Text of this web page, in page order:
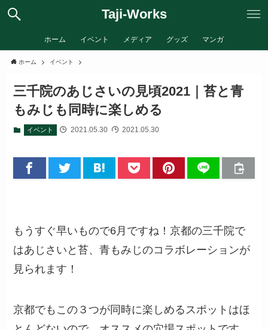
Taji-Works
ホーム イベント メディア グッズ マンガ
ホーム イベント
三千院のあじさいの見頃2021｜苔と青
もみじも同時に楽しめる
イベント 2021.05.30 2021.05.30
もうすぐ早いもので6月ですね！京都の三千院で
はあじさいと苔、青もみじのコラボレーションが
見られます！
京都でもこの３つが同時に楽しめるスポットはほ